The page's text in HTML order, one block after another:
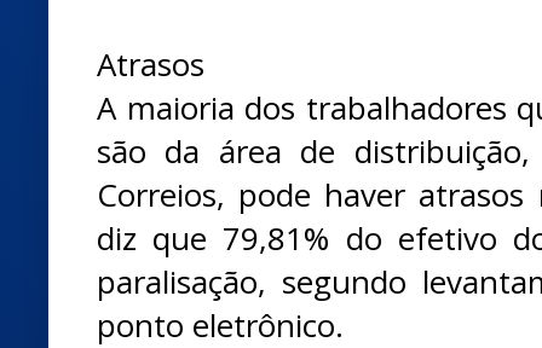
Atrasos
A maioria dos trabalhadores
são da área de
Correios, pode haver
diz que 79,81% do efetivo
paralisação, segundo
ponto eletrônico.